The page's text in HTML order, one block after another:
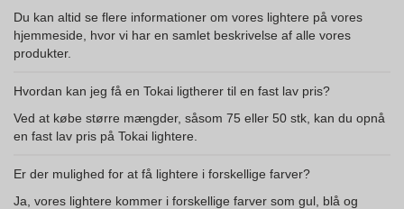
Du kan altid se flere informationer om vores lightere på vores
hjemmeside, hvor vi har en samlet beskrivelse af alle vores
produkter.
Hvordan kan jeg få en Tokai ligtherer til en fast lav pris?
Ved at købe større mængder, såsom 75 eller 50 stk, kan du opnå
en fast lav pris på Tokai lightere.
Er der mulighed for at få lightere i forskellige farver?
Ja, vores lightere kommer i forskellige farver som gul, blå og